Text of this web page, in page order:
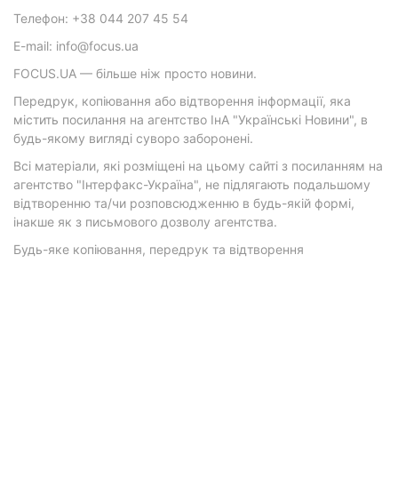
Телефон: +38 044 207 45 54
E-mail: info@focus.ua
FOCUS.UA — більше ніж просто новини.
Передрук, копіювання або відтворення інформації, яка
містить посилання на агентство ІнА "Українські Новини", в
будь-якому вигляді суворо заборонені.
Всі матеріали, які розміщені на цьому сайті з посиланням на
агентство "Інтерфакс-Україна", не підлягають подальшому
відтворенню та/чи розповсюдженню в будь-якій формі,
інакше як з письмового дозволу агентства.
Будь-яке копіювання, передрук та відтворення